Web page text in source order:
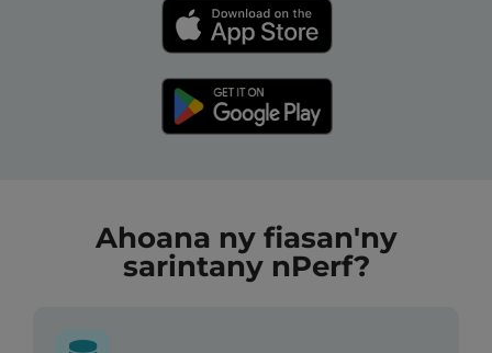
Ahoana ny fiasan'ny
sarintany nPerf?